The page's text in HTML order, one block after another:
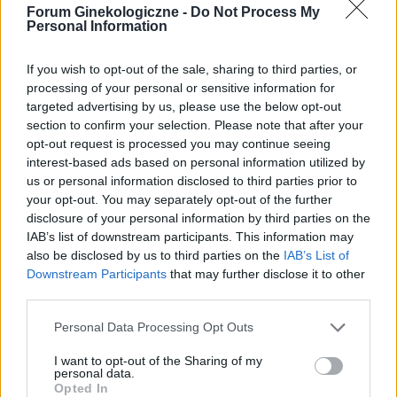
Forum Ginekologiczne - Do Not Process My
Personal Information
If you wish to opt-out of the sale, sharing to third parties, or
processing of your personal or sensitive information for
targeted advertising by us, please use the below opt-out
section to confirm your selection. Please note that after your
opt-out request is processed you may continue seeing
interest-based ads based on personal information utilized by
us or personal information disclosed to third parties prior to
your opt-out. You may separately opt-out of the further
disclosure of your personal information by third parties on the
IAB’s list of downstream participants. This information may
also be disclosed by us to third parties on the IAB’s List of
Downstream Participants that may further disclose it to other
Personal Data Processing Opt Outs
I want to opt-out of the Sharing of my
personal data.
Opted In
mam nieregularne miesiaczki. Tak się składa, że
podczas lekkich plamień na początku cyklu
można wykonać zabieg?
tosiapolak
Osocze bogatoplytkowe
Cześć, Z różnymi infekcjami intymnymi
zmagałam sie prawie dwa lata. Po długich
leczeniach udało mi sie z tego wyjść. Jednakze
problem pozostał, czuję ciągły dyskomfort oraz
mam zaczerwienienia w bruzdach między
wargowych. Posiewy są czyste. Lekarka
bogatoplytkowe w te miejsca. Może któraś z
Was miala wykonywany tali zabieg i moze cos o
Forum:Ginekologia - forum dla rodziny i
pacjentki
POWIĄZANE